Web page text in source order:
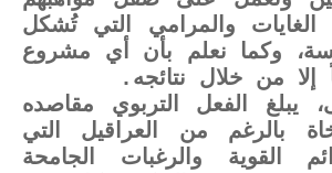
الغايات والمرامي التي تُشكل
وكما نعلم بأن أي مشروع
من خلال نتائجه.
يبلغ الفعل التربوي مقاصده
بالرغم من العراقيل التي
القوية والرغبات الجامحة